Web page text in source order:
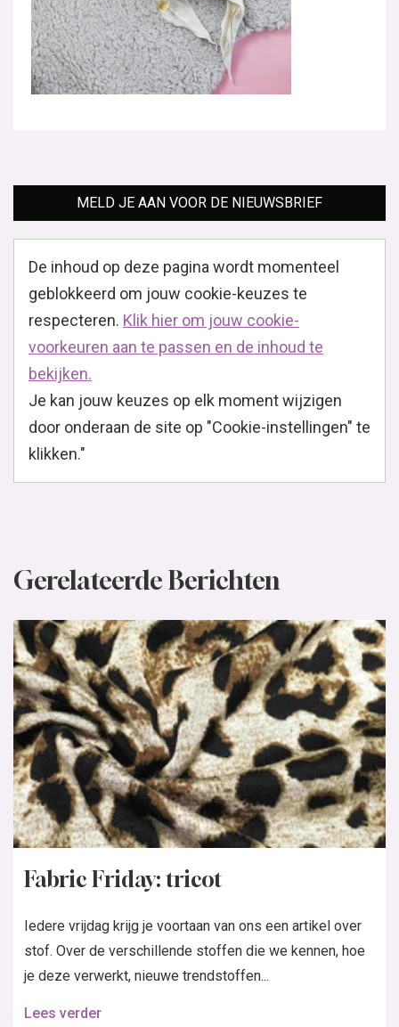
MELD JE AAN VOOR DE NIEUWSBRIEF
De inhoud op deze pagina wordt momenteel
geblokkeerd om jouw cookie-keuzes te
respecteren. Klik hier om jouw cookie-
voorkeuren aan te passen en de inhoud te
bekijken.
Je kan jouw keuzes op elk moment wijzigen
door onderaan de site op "Cookie-instellingen" te
klikken."
Gerelateerde Berichten
Fabric Friday: tricot
Iedere vrijdag krijg je voortaan van ons een artikel over
stof. Over de verschillende stoffen die we kennen, hoe
je deze verwerkt, nieuwe trendstoffen...
Lees verder